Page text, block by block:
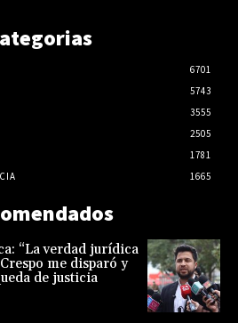
6701
5743
3555
2505
1781
1665
“La verdad jurídica
me disparó y
de justicia